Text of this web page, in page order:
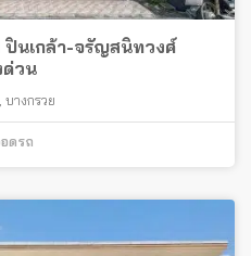
ปิ่นเกล้า-จรัญสนิทวงศ์
ด่วน
, บางกรวย
ดรถ